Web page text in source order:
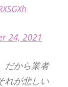
24, 2021
だから業者
れが悲しい